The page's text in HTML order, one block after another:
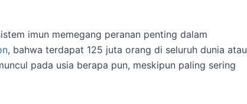
imun memegang peranan penting dalam
, bahwa terdapat 125 juta orang di seluruh dunia atau
pada usia berapa pun, meskipun paling sering